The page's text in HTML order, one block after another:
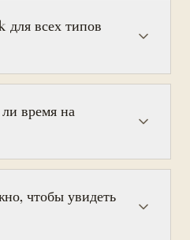
для всех типов
время на
чтобы увидеть